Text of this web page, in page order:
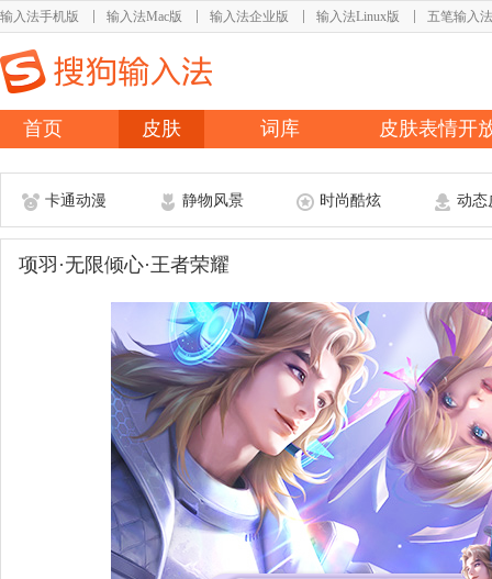
输入法手机版 输入法Mac版 输入法企业版 输入法Linux版 五笔输入法
首页 皮肤 词库 皮肤表情开
卡通动漫 静物风景 时尚酷炫 动态
项羽·无限倾心·王者荣耀